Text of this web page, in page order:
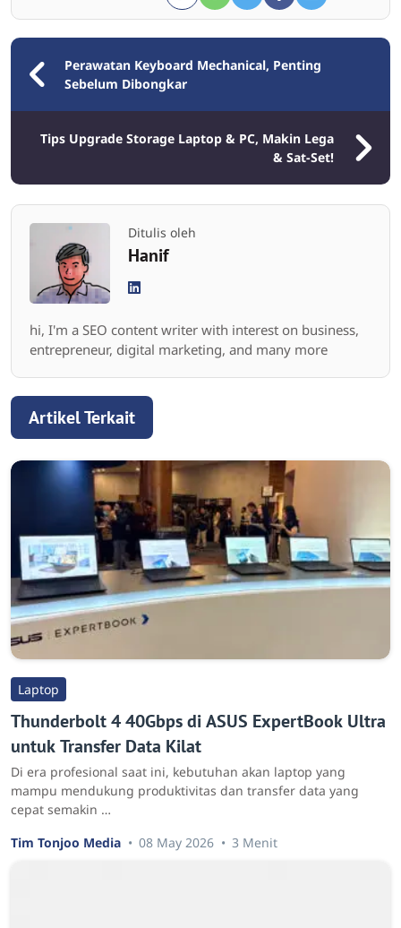
Perawatan Keyboard Mechanical, Penting
Sebelum Dibongkar
Tips Upgrade Storage Laptop & PC, Makin Lega
& Sat-Set!
Ditulis oleh
Hanif
hi, I'm a SEO content writer with interest on business,
entrepreneur, digital marketing, and many more
Artikel Terkait
Laptop
Thunderbolt 4 40Gbps di ASUS ExpertBook Ultra
untuk Transfer Data Kilat
Di era profesional saat ini, kebutuhan akan laptop yang
mampu mendukung produktivitas dan transfer data yang
cepat semakin …
Tim Tonjoo Media
08 May 2026 3 Menit